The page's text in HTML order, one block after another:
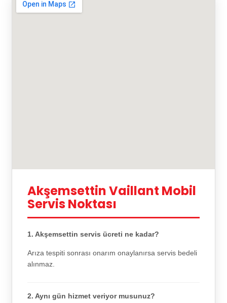
Akşemsettin Vaillant Mobil
Servis Noktası
1. Akşemsettin servis ücreti ne kadar?
Arıza tespiti sonrası onarım onaylanırsa servis bedeli
alınmaz.
2. Aynı gün hizmet veriyor musunuz?